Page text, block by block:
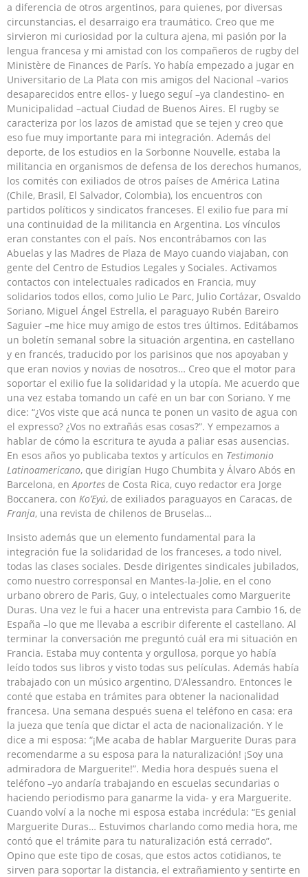
a diferencia de otros argentinos, para quienes, por diversas
circunstancias, el desarraigo era traumático. Creo que me
sirvieron mi curiosidad por la cultura ajena, mi pasión por la
lengua francesa y mi amistad con los compañeros de rugby del
Ministère de Finances de París. Yo había empezado a jugar en
Universitario de La Plata con mis amigos del Nacional –varios
desaparecidos entre ellos- y luego seguí –ya clandestino- en
Municipalidad –actual Ciudad de Buenos Aires. El rugby se
caracteriza por los lazos de amistad que se tejen y creo que
eso fue muy importante para mi integración. Además del
deporte, de los estudios en la Sorbonne Nouvelle, estaba la
militancia en organismos de defensa de los derechos humanos,
los comités con exiliados de otros países de América Latina
(Chile, Brasil, El Salvador, Colombia), los encuentros con
partidos políticos y sindicatos franceses. El exilio fue para mí
una continuidad de la militancia en Argentina. Los vínculos
eran constantes con el país. Nos encontrábamos con las
Abuelas y las Madres de Plaza de Mayo cuando viajaban, con
gente del Centro de Estudios Legales y Sociales. Activamos
contactos con intelectuales radicados en Francia, muy
solidarios todos ellos, como Julio Le Parc, Julio Cortázar, Osvaldo
Soriano, Miguel Ángel Estrella, el paraguayo Rubén Bareiro
Saguier –me hice muy amigo de estos tres últimos. Editábamos
un boletín semanal sobre la situación argentina, en castellano
y en francés, traducido por los parisinos que nos apoyaban y
que eran novios y novias de nosotros… Creo que el motor para
soportar el exilio fue la solidaridad y la utopía. Me acuerdo que
una vez estaba tomando un café en un bar con Soriano. Y me
dice: “¿Vos viste que acá nunca te ponen un vasito de agua con
el expresso? ¿Vos no extrañás esas cosas?”. Y empezamos a
hablar de cómo la escritura te ayuda a paliar esas ausencias.
En esos años yo publicaba textos y artículos en Testimonio
Latinoamericano, que dirigían Hugo Chumbita y Álvaro Abós en
Barcelona, enAportes de Costa Rica, cuyo redactor era Jorge
Boccanera, con Ko’Eyú, de exiliados paraguayos en Caracas, de
Franja, una revista de chilenos de Bruselas…
Insisto además que un elemento fundamental para la
integración fue la solidaridad de los franceses, a todo nivel,
todas las clases sociales. Desde dirigentes sindicales jubilados,
como nuestro corresponsal en Mantes-la-Jolie, en el cono
urbano obrero de Paris, Guy, o intelectuales como Marguerite
Duras. Una vez le fui a hacer una entrevista para Cambio 16, de
España –lo que me llevaba a escribir diferente el castellano. Al
terminar la conversación me preguntó cuál era mi situación en
Francia. Estaba muy contenta y orgullosa, porque yo había
leído todos sus libros y visto todas sus películas. Además había
trabajado con un músico argentino, D’Alessandro. Entonces le
conté que estaba en trámites para obtener la nacionalidad
francesa. Una semana después suena el teléfono en casa: era
la jueza que tenía que dictar el acta de nacionalización. Y le
dice a mi esposa: “¡Me acaba de hablar Marguerite Duras para
recomendarme a su esposa para la naturalización! ¡Soy una
admiradora de Marguerite!”. Media hora después suena el
teléfono –yo andaría trabajando en escuelas secundarias o
haciendo periodismo para ganarme la vida- y era Marguerite.
Cuando volví a la noche mi esposa estaba incrédula: “Es genial
Marguerite Duras… Estuvimos charlando como media hora, me
contó que el trámite para tu naturalización está cerrado”.
Opino que este tipo de cosas, que estos actos cotidianos, te
sirven para soportar la distancia, el extrañamiento y sentirte en